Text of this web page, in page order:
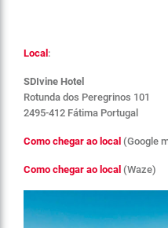
Local :
SDIvine Hotel
Rotunda dos Peregrinos 101
2495-412 Fátima Portugal
Como chegar ao local (Google
Como chegar ao local (Waze)